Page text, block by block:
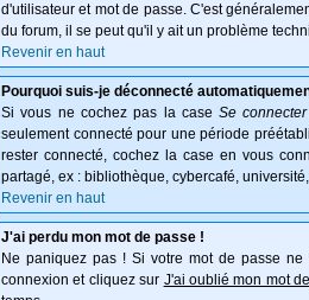
d'utilisateur et mot de passe. C'est
du forum, il se peut qu'il y ait un problème
Revenir en haut
Pourquoi suis-je déconnecté
Si vous ne cochez pas la caseSe
seulement connecté pour une période
rester connecté, cochez la case en vous
partagé, ex : bibliothèque, cybercafé,
Revenir en haut
J'ai perdu mon mot de passe !
Ne paniquez pas ! Si votre mot de passe
connexion et cliquez sur J'ai oublié mon mot